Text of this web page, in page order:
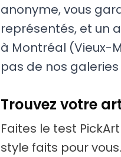
anonyme, vous
représentés, et un
à Montréal (Vieux-
pas de nos
Trouvez votre
Faites le test
style faits pour